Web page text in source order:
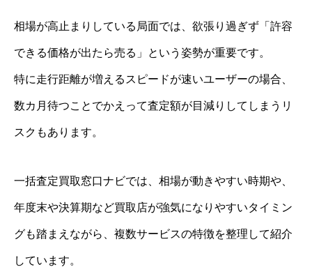
相場が高止まりしている局面では、欲張り過ぎず「許容
できる価格が出たら売る」という姿勢が重要です。
特に走行距離が増えるスピードが速いユーザーの場合、
数カ月待つことでかえって査定額が目減りしてしまうリ
スクもあります。
一括査定買取窓口ナビでは、相場が動きやすい時期や、
年度末や決算期など買取店が強気になりやすいタイミン
グも踏まえながら、複数サービスの特徴を整理して紹介
しています。